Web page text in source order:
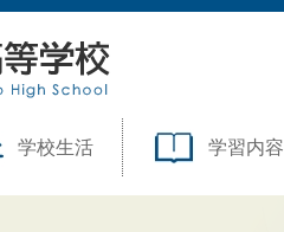
学校生活 学習内容